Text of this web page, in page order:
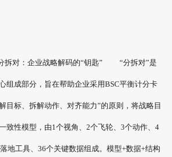
对：企业战略解码的“钥匙” “分拆对”是
组成部分，旨在帮助企业采用BSC平衡计分卡
目标、拆解动作、对齐能力”的原则，将战略目
致性模型，由1个视角、2个飞轮、3个动作、4
地工具、36个关键数据组成。模型+数据+结构